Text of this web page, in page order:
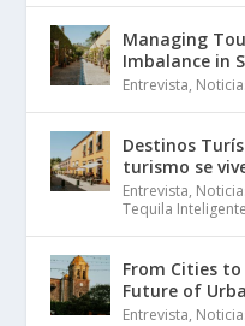
Managing
Imbalance in
Entrevista,
Destinos
turismo se
Entrevista,
Tequila Inteligente
From Cities
Future of
Entrevista,